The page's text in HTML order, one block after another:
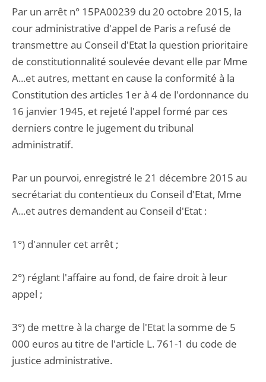
Par un arrêt n° 15PA00239 du 20 octobre 2015, la
cour administrative d'appel de Paris a refusé de
transmettre au Conseil d'Etat la question prioritaire
de constitutionnalité soulevée devant elle par Mme
A...et autres, mettant en cause la conformité à la
Constitution des articles 1er à 4 de l'ordonnance du
16 janvier 1945, et rejeté l'appel formé par ces
derniers contre le jugement du tribunal
administratif.
Par un pourvoi, enregistré le 21 décembre 2015 au
secrétariat du contentieux du Conseil d'Etat, Mme
A...et autres demandent au Conseil d'Etat :
1°) d'annuler cet arrêt ;
2°) réglant l'affaire au fond, de faire droit à leur
appel ;
3°) de mettre à la charge de l'Etat la somme de 5
000 euros au titre de l'article L. 761-1 du code de
justice administrative.